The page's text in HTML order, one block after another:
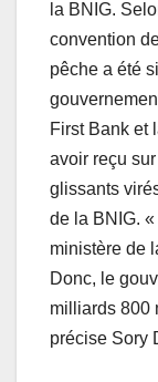
la BNIG.
convention
pêche a été
First Bank et
avoir reçu
glissants
de la BNIG.
ministère de
Donc, le
milliards 800
précise Sory